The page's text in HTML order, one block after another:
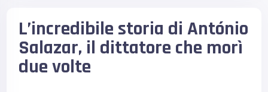
L’incredibile storia di António
Salazar, il dittatore che morì
due volte